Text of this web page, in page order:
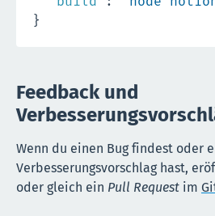
}
Feedback und
Wenn du einen Bug findest oder
Verbesserungsvorschlag hast,
oder gleich ein Pull Request im